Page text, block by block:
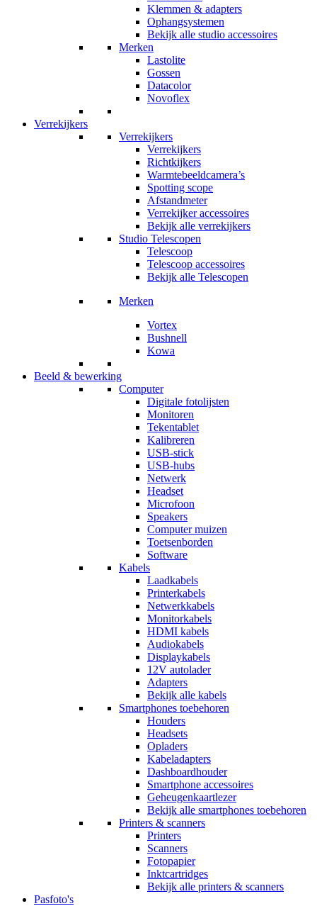
Klemmen & adapters
Ophangsystemen
Bekijk alle studio accessoires
Merken
Lastolite
Gossen
Datacolor
Novoflex
Verrekijkers
Verrekijkers
Verrekijkers
Richtkijkers
Warmtebeeldcamera’s
Spotting scope
Afstandmeter
Verrekijker accessoires
Bekijk alle verrekijkers
Studio Telescopen
Telescoop
Telescoop accessoires
Bekijk alle Telescopen
Merken
Vortex
Bushnell
Kowa
Beeld & bewerking
Computer
Digitale fotolijsten
Monitoren
Tekentablet
Kalibreren
USB-stick
USB-hubs
Netwerk
Headset
Microfoon
Speakers
Computer muizen
Toetsenborden
Software
Kabels
Laadkabels
Printerkabels
Netwerkkabels
Monitorkabels
HDMI kabels
Audiokabels
Displaykabels
12V autolader
Adapters
Bekijk alle kabels
Smartphones toebehoren
Houders
Headsets
Opladers
Kabeladapters
Dashboardhouder
Smartphone accessoires
Geheugenkaartlezer
Bekijk alle smartphones toebehoren
Printers & scanners
Printers
Scanners
Fotopapier
Inktcartridges
Bekijk alle printers & scanners
Pasfoto's